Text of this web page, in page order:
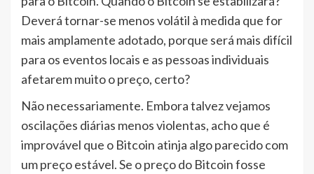
Deverá tornar-se menos volátil à medida que for
mais amplamente adotado, porque será mais difícil
para os eventos locais e as pessoas individuais
afetarem muito o preço, certo?
Não necessariamente. Embora talvez vejamos
oscilações diárias menos violentas, acho que é
improvável que o Bitcoin atinja algo parecido com
um preço estável. Se o preço do Bitcoin fosse